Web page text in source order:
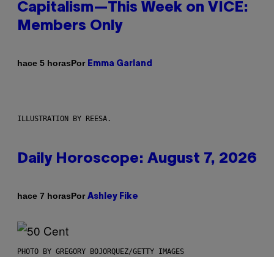
Capitalism—This Week on VICE:
Members Only
hace 5 horasPor Emma Garland
ILLUSTRATION BY REESA.
Daily Horoscope: August 7, 2026
hace 7 horasPor Ashley Fike
PHOTO BY GREGORY BOJORQUEZ/GETTY IMAGES